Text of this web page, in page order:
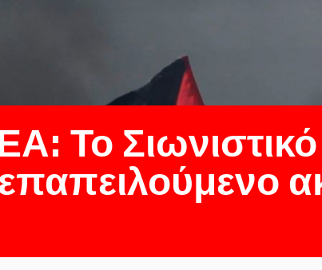
Το
επαπειλούμενο